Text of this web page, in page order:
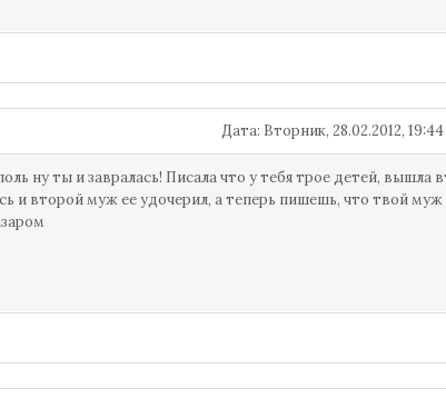
Дата: Вторник, 28.02.2012,
ну ты и завралась! Писала что у тебя трое детей,
и второй муж ее удочерил, а теперь пишешь, что твой